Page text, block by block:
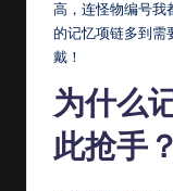
sf
高，连怪物编号我
的记忆项链多到需
戴！
为什么
此抢手？